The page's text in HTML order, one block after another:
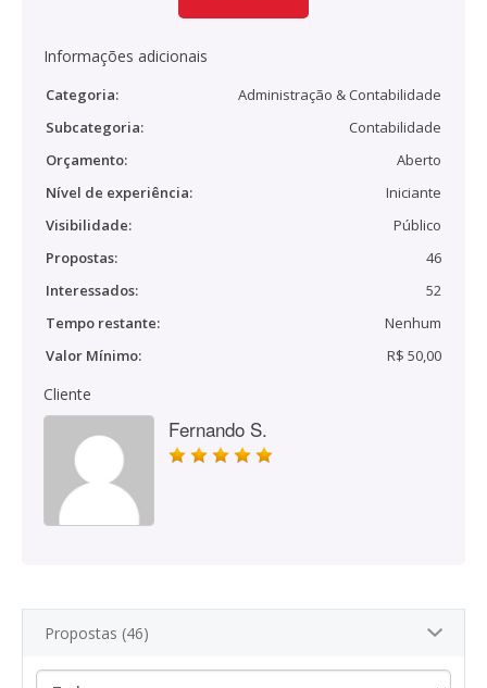
Informações adicionais
Categoria:
Administração & Contabilidade
Subcategoria:
Contabilidade
Orçamento:
Aberto
Nível de experiência:
Iniciante
Visibilidade:
Público
Propostas:
46
Interessados:
52
Tempo restante:
Nenhum
Valor Mínimo:
R$ 50,00
Cliente
Fernando S.
Propostas (46)